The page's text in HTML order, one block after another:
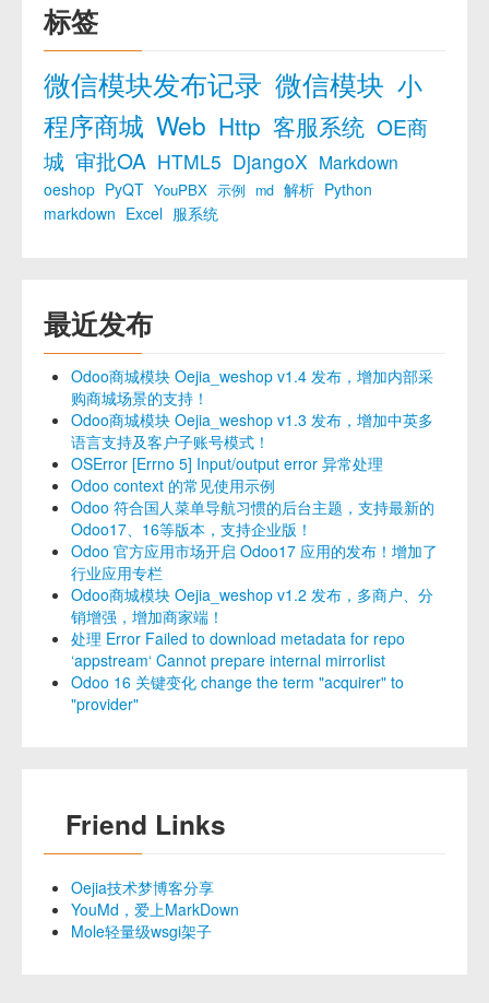
标签
微信模块发布记录 微信模块 小
程序商城 Web Http 客服系统 OE商
城 审批OA HTML5 DjangoX Markdown
oeshop PyQT YouPBX 示例 md 解析 Python
markdown Excel 服系统
最近发布
Odoo商城模块 Oejia_weshop v1.4 发布，增加内部采
购商城场景的支持！
Odoo商城模块 Oejia_weshop v1.3 发布，增加中英多
语言支持及客户子账号模式！
OSError [Errno 5] Input/output error 异常处理
Odoo context 的常见使用示例
Odoo 符合国人菜单导航习惯的后台主题，支持最新的
Odoo17、16等版本，支持企业版！
Odoo 官方应用市场开启 Odoo17 应用的发布！增加了
行业应用专栏
Odoo商城模块 Oejia_weshop v1.2 发布，多商户、分
销增强，增加商家端！
处理 Error Failed to download metadata for repo
‘appstream‘ Cannot prepare internal mirrorlist
Odoo 16 关键变化 change the term "acquirer" to
"provider"
Friend Links
Oejia技术梦博客分享
YouMd，爱上MarkDown
Mole轻量级wsgi架子